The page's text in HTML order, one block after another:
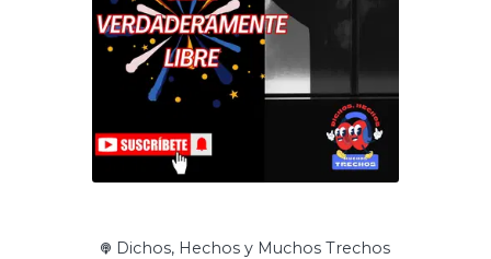
Dichos, Hechos y Muchos Trechos